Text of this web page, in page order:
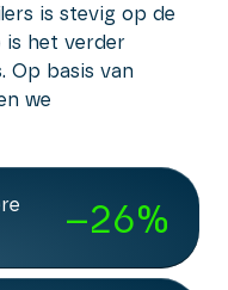
is stevig op de
is het verder
Op basis van
we
–26%